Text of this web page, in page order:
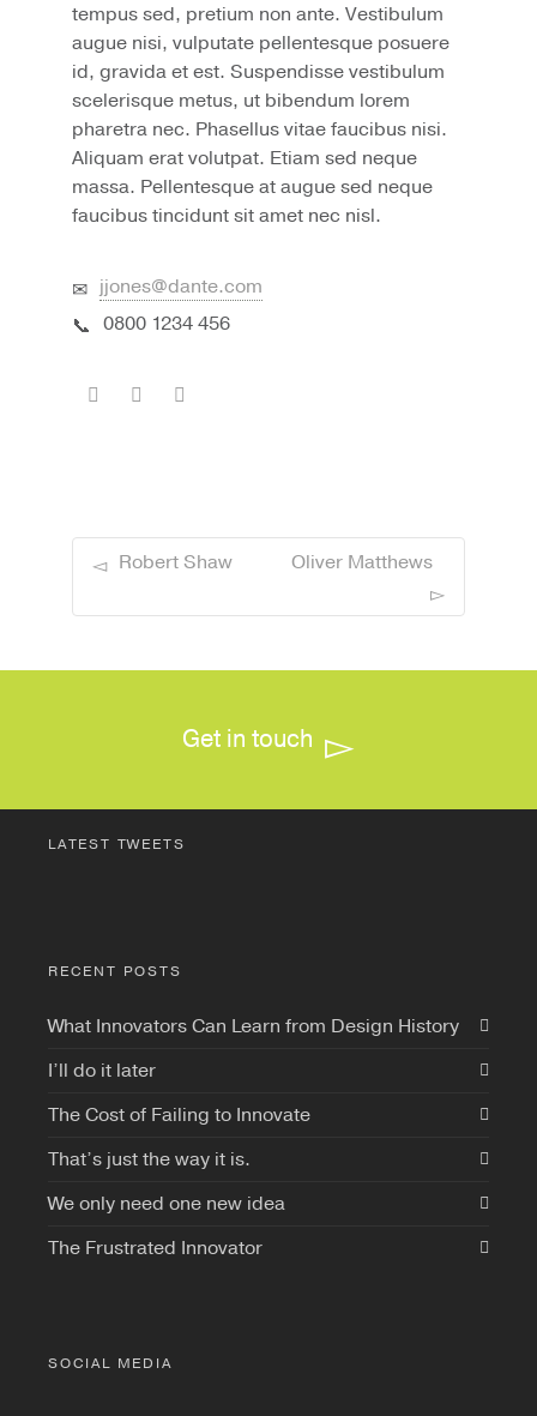
tempus sed, pretium non ante. Vestibulum
augue nisi, vulputate pellentesque posuere
id, gravida et est. Suspendisse vestibulum
scelerisque metus, ut bibendum lorem
pharetra nec. Phasellus vitae faucibus nisi.
Aliquam erat volutpat. Etiam sed neque
massa. Pellentesque at augue sed neque
faucibus tincidunt sit amet nec nisl.
jjones@dante.com
0800 1234 456
Robert Shaw Oliver Matthews
Get in touch
LATEST TWEETS
RECENT POSTS
What Innovators Can Learn from Design History
I’ll do it later
The Cost of Failing to Innovate
That’s just the way it is.
We only need one new idea
The Frustrated Innovator
SOCIAL MEDIA